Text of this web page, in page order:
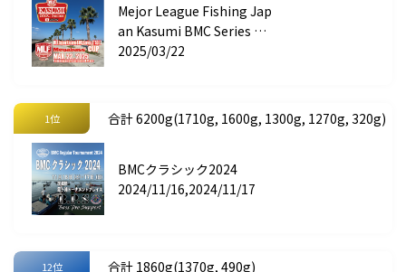
Mejor League Fishing Jap
an Kasumi BMC Series ST
AGE 1 Megabass CUP
2025/03/22
1位 合計 6200g(1710g, 1600g, 1300g, 1270g, 320g)
BMCクラシック2024
2024/11/16,2024/11/17
12位 合計 1860g(1370g, 490g)